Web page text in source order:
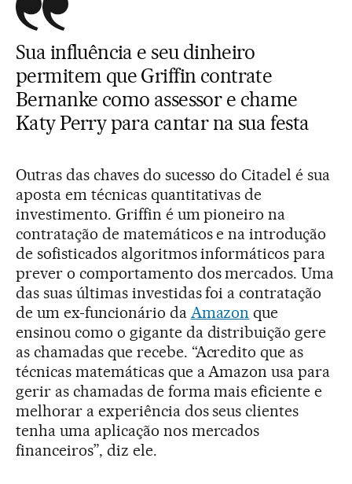
Sua influência e seu dinheiro
permitem que Griffin contrate
Bernanke como assessor e chame
Katy Perry para cantar na sua festa
Outras das chaves do sucesso do Citadel é sua
aposta em técnicas quantitativas de
investimento. Griffin é um pioneiro na
contratação de matemáticos e na introdução
de sofisticados algoritmos informáticos para
prever o comportamento dos mercados. Uma
das suas últimas investidas foi a contratação
de um ex-funcionário da Amazon que
ensinou como o gigante da distribuição gere
as chamadas que recebe. “Acredito que as
técnicas matemáticas que a Amazon usa para
gerir as chamadas de forma mais eficiente e
melhorar a experiência dos seus clientes
tenha uma aplicação nos mercados
financeiros”, diz ele.